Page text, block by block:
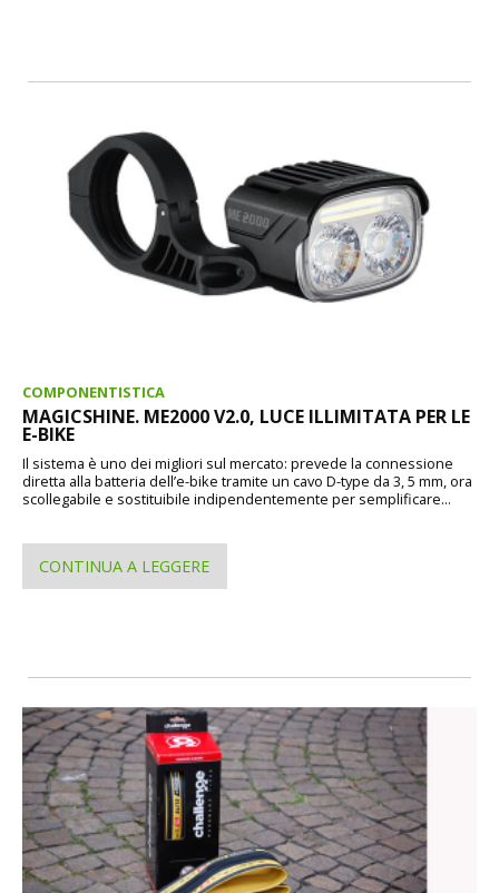
COMPONENTISTICA
MAGICSHINE. ME2000 V2.0, LUCE ILLIMITATA PER LE
E-BIKE
Il sistema è uno dei migliori sul mercato: prevede la connessione
diretta alla batteria dell’e-bike tramite un cavo D-type da 3, 5 mm, ora
scollegabile e sostituibile indipendentemente per semplificare...
CONTINUA A LEGGERE